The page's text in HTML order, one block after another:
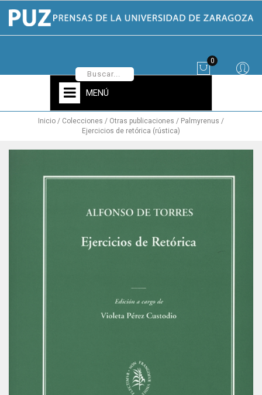
0
MENÚ
Inicio Colecciones Otras publicaciones
Palmyrenus
Ejercicios de retórica (rústica)